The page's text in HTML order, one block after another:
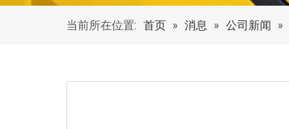
当前所在位置: 首页 » 消息 » 公司新闻 »